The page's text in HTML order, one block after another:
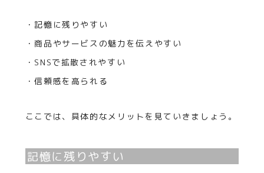
・記憶に残りやすい
・商品やサービスの魅力を伝えやすい
・SNSで拡散されやすい
・信頼感を高られる
ここでは、具体的なメリットを見ていきましょう。
記憶に残りやすい